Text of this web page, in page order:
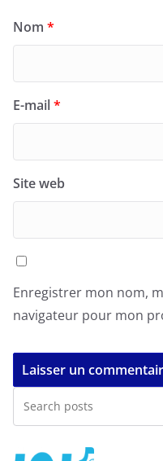
Nom *
E-mail*
Site web
Enregistrer mon nom,
navigateur pour mon